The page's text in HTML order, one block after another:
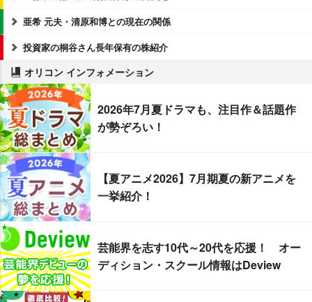
亜希 元夫・清原和博との現在の関係
投資家の桐谷さん長年保有の株紹介
オリコン インフォメーション
2026年7月夏ドラマも、注目作＆話題作
が勢ぞろい！
【夏アニメ2026】7月期夏の新アニメを
一挙紹介！
芸能界を志す10代～20代を応援！ オー
ディション・スクール情報はDeview